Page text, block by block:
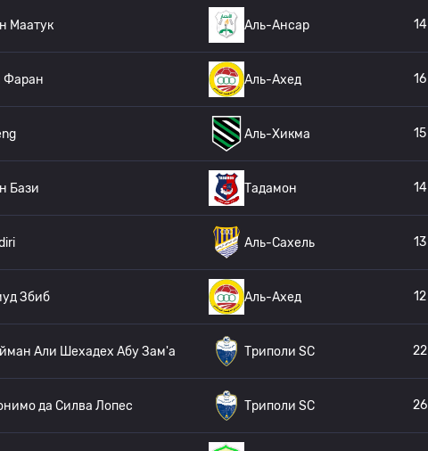
Маатук Аль-Ансар 14
Фаран Аль-Ахед 16
Аль-Хикма 15
Бази Тадамон 14
Аль-Сахель 13
Збиб Аль-Ахед 12
Али Шехадех Абу Зам'а Триполи SC 22
да Силва Лопес Триполи SC 26